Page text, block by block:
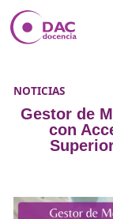
NOTICIAS
Gestor
con